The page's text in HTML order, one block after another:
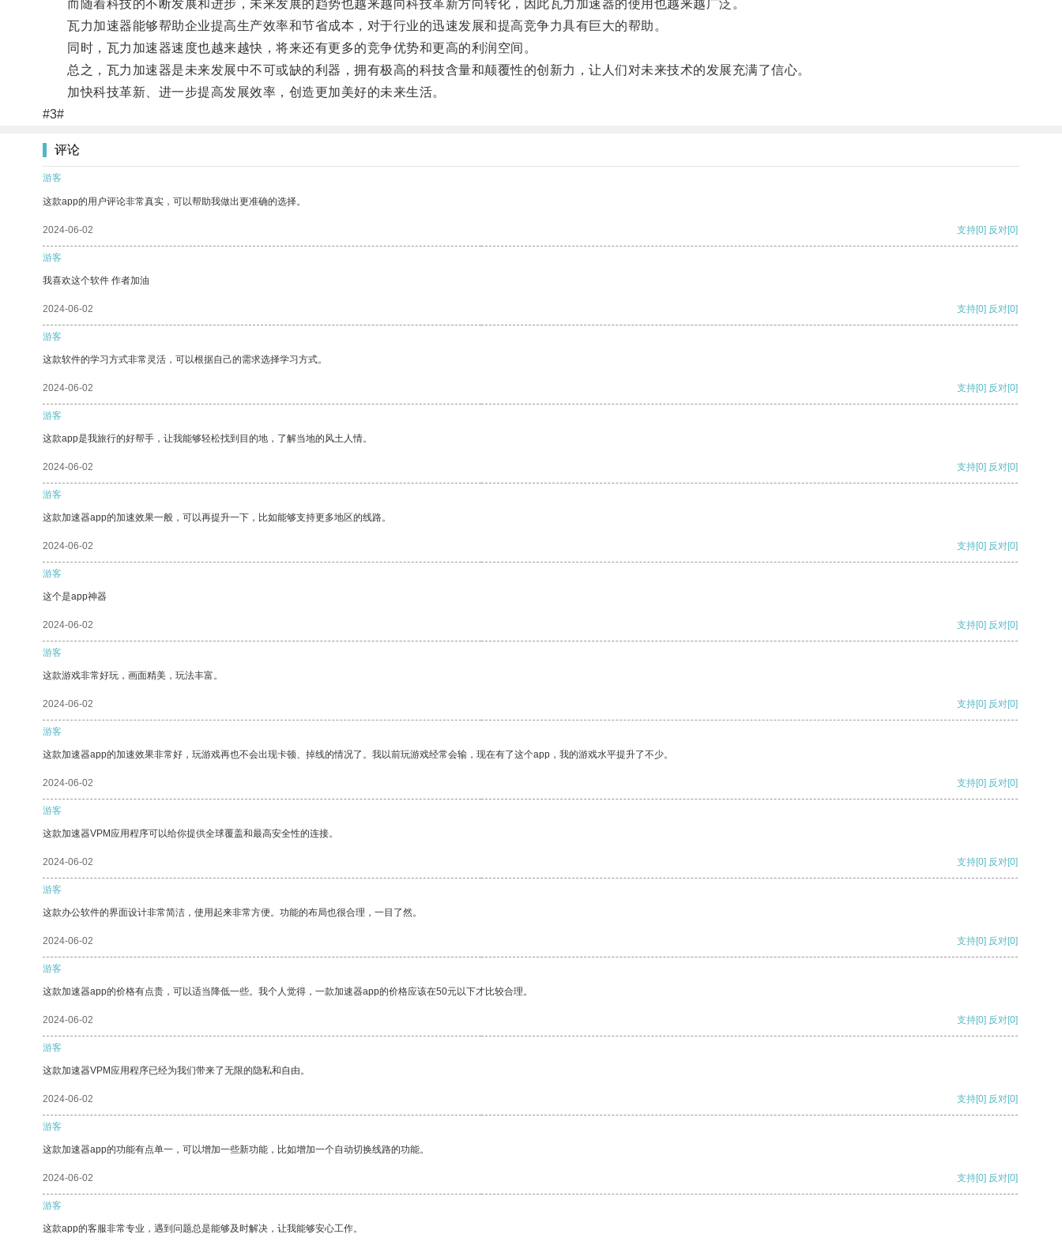
而随着科技的不断发展和进步，未来发展的趋势也越来越向科技革新方向转化，因此瓦力加速器的使用也越来越广泛。
瓦力加速器能够帮助企业提高生产效率和节省成本，对于行业的迅速发展和提高竞争力具有巨大的帮助。
同时，瓦力加速器速度也越来越快，将来还有更多的竞争优势和更高的利润空间。
总之，瓦力加速器是未来发展中不可或缺的利器，拥有极高的科技含量和颠覆性的创新力，让人们对未来技术的发展充满了信心。
加快科技革新、进一步提高发展效率，创造更加美好的未来生活。
#3#
评论
游客
这款app的用户评论非常真实，可以帮助我做出更准确的选择。
2024-06-02 支持[0] 反对[0]
游客
我喜欢这个软件 作者加油
2024-06-02 支持[0] 反对[0]
游客
这款软件的学习方式非常灵活，可以根据自己的需求选择学习方式。
2024-06-02 支持[0] 反对[0]
游客
这款app是我旅行的好帮手，让我能够轻松找到目的地，了解当地的风土人情。
2024-06-02 支持[0] 反对[0]
游客
这款加速器app的加速效果一般，可以再提升一下，比如能够支持更多地区的线路。
2024-06-02 支持[0] 反对[0]
游客
这个是app神器
2024-06-02 支持[0] 反对[0]
游客
这款游戏非常好玩，画面精美，玩法丰富。
2024-06-02 支持[0] 反对[0]
游客
这款加速器app的加速效果非常好，玩游戏再也不会出现卡顿、掉线的情况了。我以前玩游戏经常会输，现在有了这个app，我的游戏水平提升了不少。
2024-06-02 支持[0] 反对[0]
游客
这款加速器VPM应用程序可以给你提供全球覆盖和最高安全性的连接。
2024-06-02 支持[0] 反对[0]
游客
这款办公软件的界面设计非常简洁，使用起来非常方便。功能的布局也很合理，一目了然。
2024-06-02 支持[0] 反对[0]
游客
这款加速器app的价格有点贵，可以适当降低一些。我个人觉得，一款加速器app的价格应该在50元以下才比较合理。
2024-06-02 支持[0] 反对[0]
游客
这款加速器VPM应用程序已经为我们带来了无限的隐私和自由。
2024-06-02 支持[0] 反对[0]
游客
这款加速器app的功能有点单一，可以增加一些新功能，比如增加一个自动切换线路的功能。
2024-06-02 支持[0] 反对[0]
游客
这款app的客服非常专业，遇到问题总是能够及时解决，让我能够安心工作。